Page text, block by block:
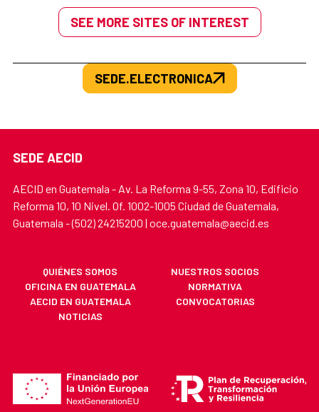
SEE MORE SITES OF INTEREST
SEDE.ELECTRONICA
SEDE AECID
AECID en Guatemala - Av. La Reforma 9-55, Zona 10, Edificio
Reforma 10, 10 Nivel. Of. 1002-1005 Ciudad de Guatemala,
Guatemala - (502) 24215200 | oce.guatemala@aecid.es
QUIÉNES SOMOS
NUESTROS SOCIOS
OFICINA EN GUATEMALA
NORMATIVA
AECID EN GUATEMALA
CONVOCATORIAS
NOTICIAS